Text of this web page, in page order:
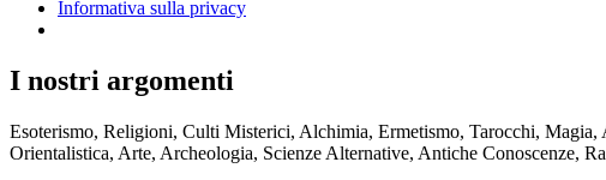
Informativa sulla privacy
I nostri argomenti
Esoterismo, Religioni, Culti Misterici, Alchimia, Ermetismo, Tarocchi,
Orientalistica, Arte, Archeologia, Scienze Alternative, Antiche Conoscenze,